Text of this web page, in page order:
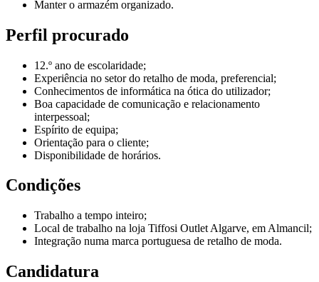
Manter o armazém organizado.
Perfil procurado
12.º ano de escolaridade;
Experiência no setor do retalho de moda, preferencial;
Conhecimentos de informática na ótica do utilizador;
Boa capacidade de comunicação e relacionamento
interpessoal;
Espírito de equipa;
Orientação para o cliente;
Disponibilidade de horários.
Condições
Trabalho a tempo inteiro;
Local de trabalho na loja Tiffosi Outlet Algarve, em Almancil;
Integração numa marca portuguesa de retalho de moda.
Candidatura